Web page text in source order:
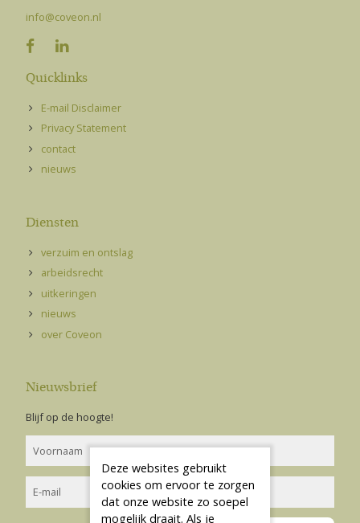
info@coveon.nl
 
Quicklinks
E-mail Disclaimer
Privacy Statement
contact
nieuws
Diensten
verzuim en ontslag
arbeidsrecht
uitkeringen
nieuws
over Coveon
Nieuwsbrief
Blijf op de hoogte!
Deze websites gebruikt
cookies om ervoor te zorgen
dat onze website zo soepel
mogelijk draait. Als je